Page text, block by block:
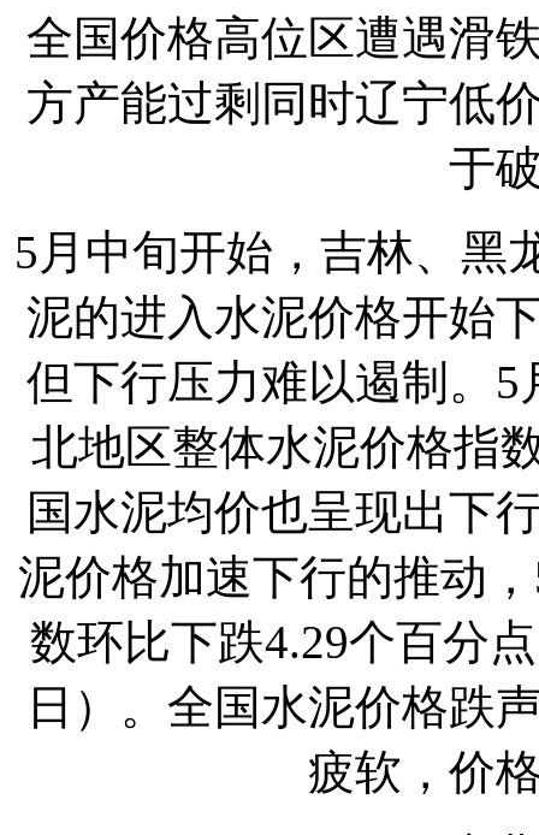
全国价格高位区遭遇滑
方产能过剩同时辽宁低
于
5月中旬开始，吉林、黑
泥的进入水泥价格开始
但下行压力难以遏制。
北地区整体水泥价格指
国水泥均价也呈现出下
泥价格加速下行的推动
数环比下跌4.29个百分
日）。全国水泥价格跌
疲软，价